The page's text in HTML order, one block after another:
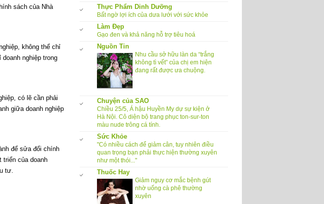
sách của Nhà
không thể chỉ
nghiệp trong
có lẽ cần phải
giữa doanh nghiệp
để sửa đổi chính
triển của doanh
tư.
Thực Phẩm Dinh Dưỡng
Bất ngờ lợi ích của dưa lưới với sức khỏe
Làm Đẹp
Gạo đen và khả năng hỗ trợ tiêu hoá
Nguồn Tin
Nhu cầu sở hữu làn da “trắng
không tì vết” của chị em hiện
đang rất được ưa chuộng.
Chuyện của SAO
Chiều 25/5, Á hậu Huyền My dự sự kiện ở
Hà Nội. Cô diện bộ trang phục ton-sur-ton
màu nude trông cá tính.
Sức Khỏe
"Có nhiều cách để giảm cân, tuy nhiên điều
quan trọng bạn phải thực hiện thường xuyên
như một thói..."
Thuốc Hay
Giảm nguy cơ mắc bệnh gút
nhờ uống cà phê thường
xuyên